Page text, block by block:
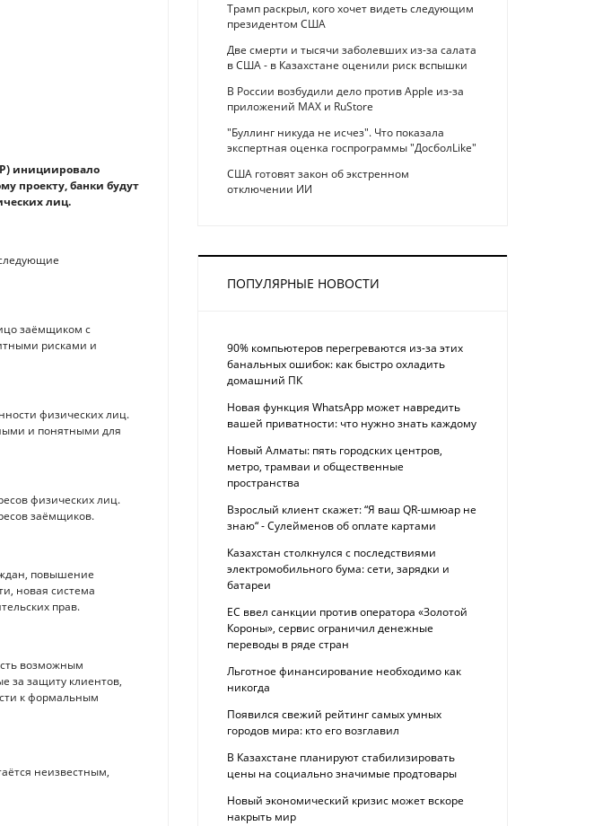
инициировало
проекту, банки будут
лиц.
заёмщиком с
рисками и
физических лиц.
и понятными для
физических лиц.
заёмщиков.
повышение
новая система
прав.
возможным
за защиту клиентов,
к формальным
неизвестным,
Трамп раскрыл, кого хочет видеть следующим
президентом США
Две смерти и тысячи заболевших из-за салата
в США - в Казахстане оценили риск вспышки
В России возбудили дело против Apple из-за
приложений MAX и RuStore
"Буллинг никуда не исчез". Что показала
экспертная оценка госпрограммы "ДосболLike"
США готовят закон об экстренном
отключении ИИ
ПОПУЛЯРНЫЕ НОВОСТИ
90% компьютеров перегреваются из-за этих
банальных ошибок: как быстро охладить
домашний ПК
Новая функция WhatsApp может навредить
вашей приватности: что нужно знать каждому
Новый Алматы: пять городских центров,
метро, трамваи и общественные
пространства
Взрослый клиент скажет: “Я ваш QR-шмюар не
знаю“ - Сулейменов об оплате картами
Казахстан столкнулся с последствиями
электромобильного бума: сети, зарядки и
батареи
ЕС ввел санкции против оператора «Золотой
Короны», сервис ограничил денежные
переводы в ряде стран
Льготное финансирование необходимо как
никогда
Появился свежий рейтинг самых умных
городов мира: кто его возглавил
В Казахстане планируют стабилизировать
цены на социально значимые продтовары
Новый экономический кризис может вскоре
накрыть мир